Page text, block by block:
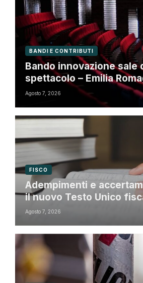
BANDI E CONTRIBUTI
Bando innovazione sale
spettacolo – Emilia
Agosto 7, 2026
FISCO
Adempimenti e
il nuovo Testo Unico
Agosto 7, 2026